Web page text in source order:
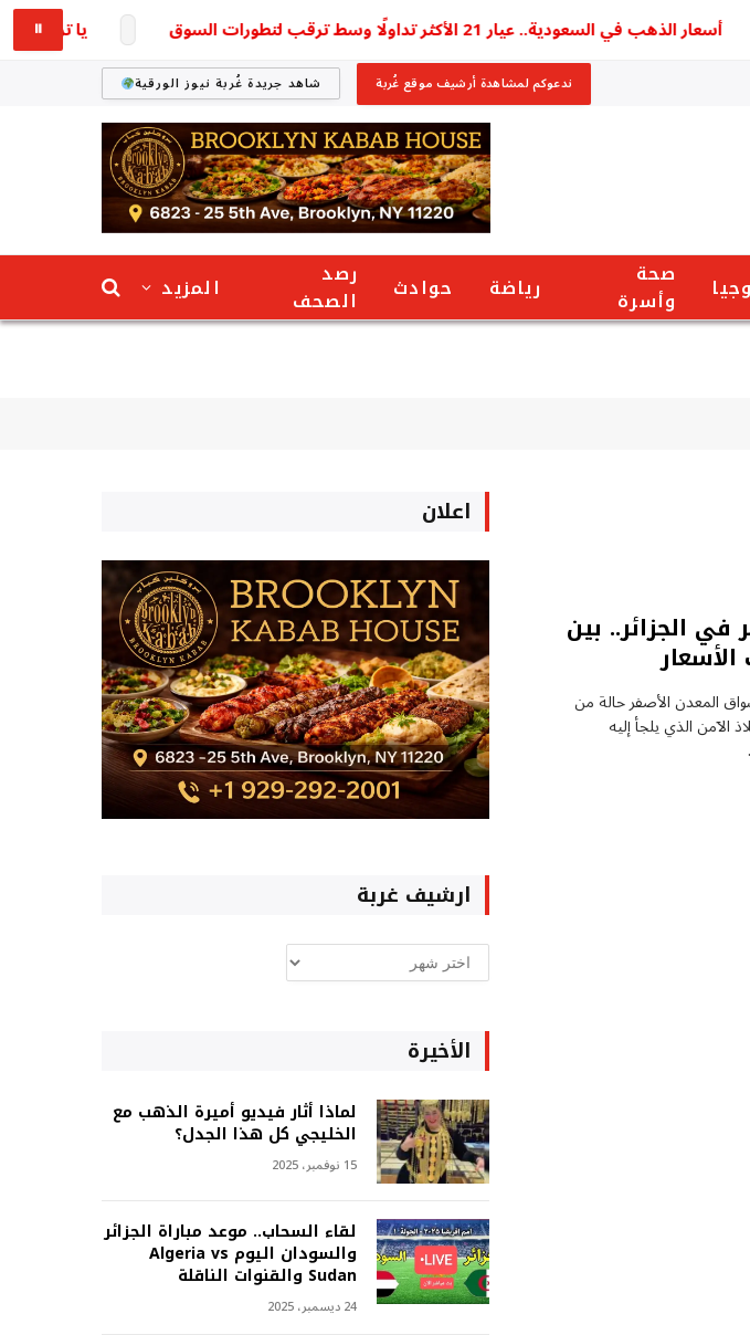
أسعار الذهب في السعودية.. عيار 21 الأكثر تداولًا وسط ترقب لتطورات السوق يا ترى وصل
⏸
ندعوكم لمشاهدة أرشيف موقع غُربة شاهد جريدة غُربة نيوز الورقية
صحة
وأسرة
رياضة حوادث
رصد
الصحف
المزيد
الجزائر.. بين
المعدن الأصفر حالة من
الذي يلجأ إليه
اعلان
ارشيف غربة
ارشيف
غربة
الأخيرة
لماذا أثار فيديو أميرة الذهب مع
الخليجي كل هذا الجدل؟
15 نوفمبر، 2025
لقاء السحاب.. موعد مباراة الجزائر
والسودان اليوم Algeria vs
Sudan والقنوات الناقلة
24 ديسمبر، 2025